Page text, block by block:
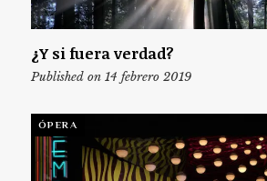
¿Y si fuera verdad?
Published on 14 febrero 2019
ÓPERA